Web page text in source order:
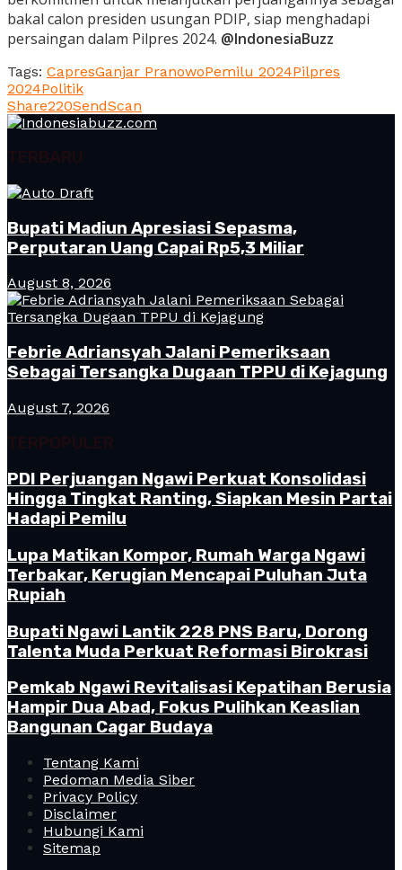
bakal calon presiden usungan PDIP, siap menghadapi
persaingan dalam Pilpres 2024. @IndonesiaBuzz
Tags: CapresGanjar PranowoPemilu 2024Pilpres
2024Politik
Share220SendScan
TERBARU
Bupati Madiun Apresiasi Sepasma,
Perputaran Uang Capai Rp5,3 Miliar
August 8, 2026
Febrie Adriansyah Jalani Pemeriksaan
Sebagai Tersangka Dugaan TPPU di Kejagung
August 7, 2026
TERPOPULER
PDI Perjuangan Ngawi Perkuat Konsolidasi
Hingga Tingkat Ranting, Siapkan Mesin Partai
Hadapi Pemilu
Lupa Matikan Kompor, Rumah Warga Ngawi
Terbakar, Kerugian Mencapai Puluhan Juta
Rupiah
Bupati Ngawi Lantik 228 PNS Baru, Dorong
Talenta Muda Perkuat Reformasi Birokrasi
Pemkab Ngawi Revitalisasi Kepatihan Berusia
Hampir Dua Abad, Fokus Pulihkan Keaslian
Bangunan Cagar Budaya
Tentang Kami
Pedoman Media Siber
Privacy Policy
Disclaimer
Hubungi Kami
Sitemap